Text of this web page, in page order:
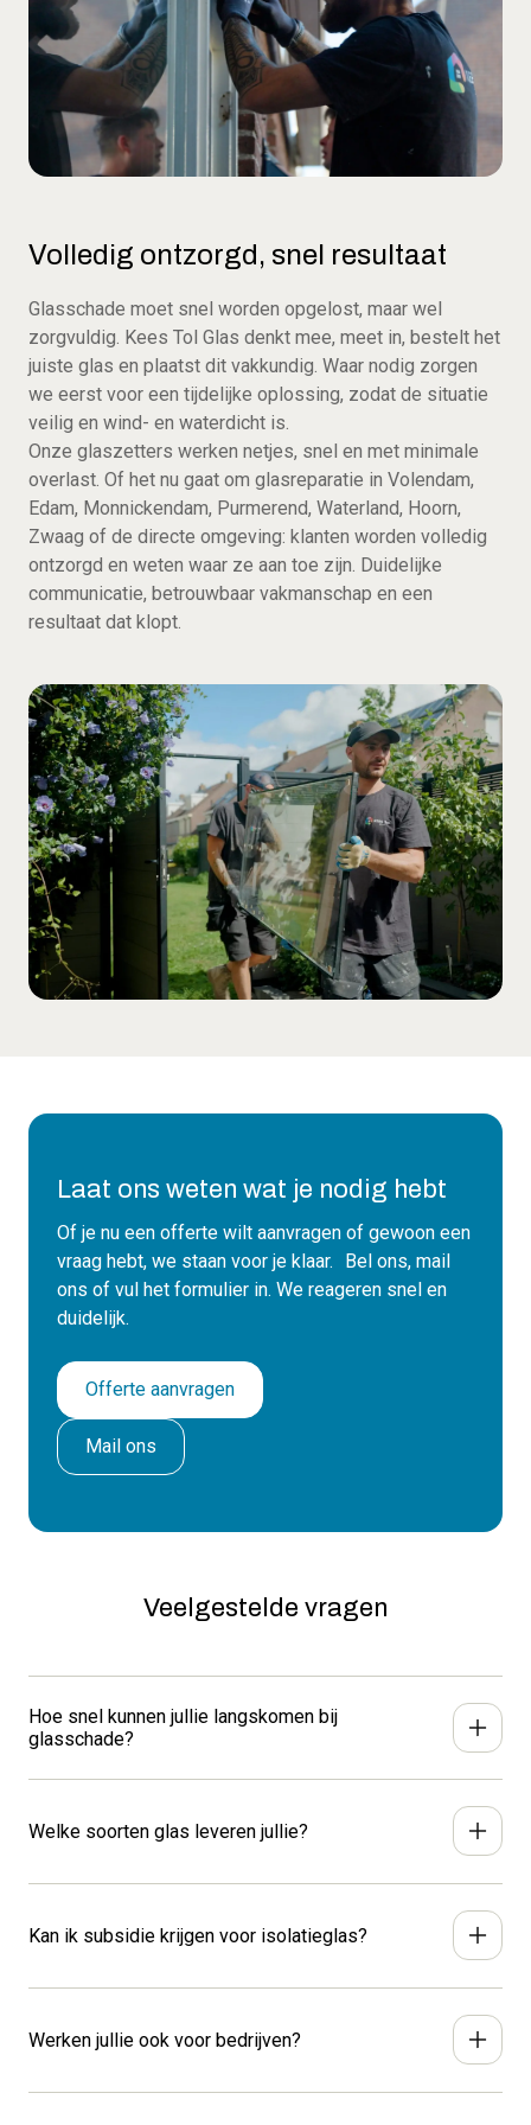
Volledig ontzorgd, snel resultaat
Glasschade moet snel worden opgelost, maar wel
zorgvuldig. Kees Tol Glas denkt mee, meet in, bestelt het
juiste glas en plaatst dit vakkundig. Waar nodig zorgen
we eerst voor een tijdelijke oplossing, zodat de situatie
veilig en wind- en waterdicht is.
Onze glaszetters werken netjes, snel en met minimale
overlast. Of het nu gaat om glasreparatie in Volendam,
Edam, Monnickendam, Purmerend, Waterland, Hoorn,
Zwaag of de directe omgeving: klanten worden volledig
ontzorgd en weten waar ze aan toe zijn. Duidelijke
communicatie, betrouwbaar vakmanschap en een
resultaat dat klopt.
Laat ons weten wat je nodig hebt
Of je nu een offerte wilt aanvragen of gewoon een
vraag hebt, we staan voor je klaar. Bel ons, mail
ons of vul het formulier in. We reageren snel en
duidelijk.
Offerte aanvragen
Mail ons
Veelgestelde vragen
Hoe snel kunnen jullie langskomen bij
glasschade?
Bel ons direct voor de snelste service: 0299-373146.
Welke soorten glas leveren jullie?
zonwerend glas en isolatieglas tot UV-verlijmd glas.
Bekijk hier al onze glasproducten.
Kan ik subsidie krijgen voor isolatieglas?
HR++ en triple glas,
maar nog lang niet alle gebouwen
zijn even goed geïsoleerd. Niet alleen betaalt deze
investering zich terug, ook is in bepaalde gevallen
Werken jullie ook voor bedrijven?